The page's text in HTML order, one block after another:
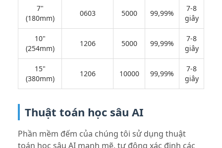
7"
(180mm)
0603 5000 99,99%
7-8
giây
10"
(254mm)
1206 5000 99,99%
7-8
giây
15"
(380mm)
1206 10000 99,99%
7-8
giây
Thuật toán học sâu AI
Phần mềm đếm của chúng tôi sử dụng thuật
toán học sâu AI mạnh mẽ, tự động xác định các